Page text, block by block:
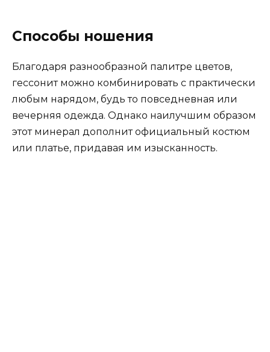
Способы ношения
Благодаря разнообразной палитре цветов,
гессонит можно комбинировать с практически
любым нарядом, будь то повседневная или
вечерняя одежда. Однако наилучшим образом
этот минерал дополнит официальный костюм
или платье, придавая им изысканность.